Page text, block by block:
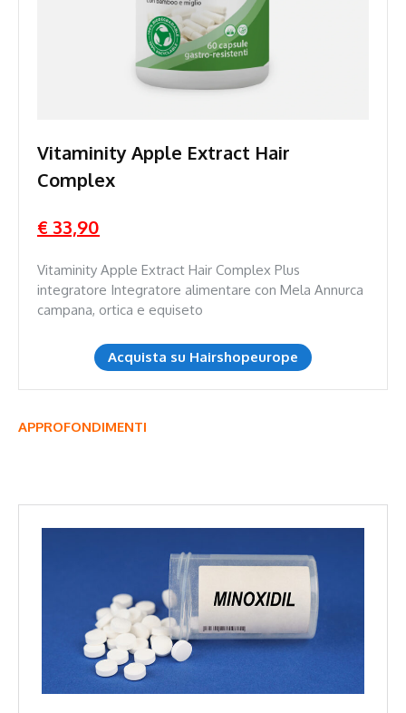
Vitaminity Apple Extract Hair
Complex
€ 33,90
Vitaminity Apple Extract Hair Complex Plus
integratore Integratore alimentare con Mela Annurca
campana, ortica e equiseto
Acquista su Hairshopeurope
APPROFONDIMENTI